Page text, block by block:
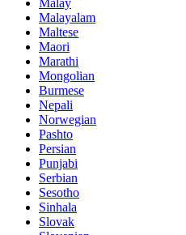
Malay
Malayalam
Maltese
Maori
Marathi
Mongolian
Burmese
Nepali
Norwegian
Pashto
Persian
Punjabi
Serbian
Sesotho
Sinhala
Slovak